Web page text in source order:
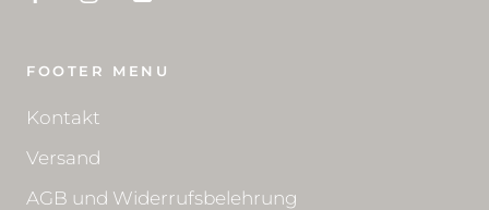
FOOTER MENU
Kontakt
Versand
AGB und Widerrufsbelehrung